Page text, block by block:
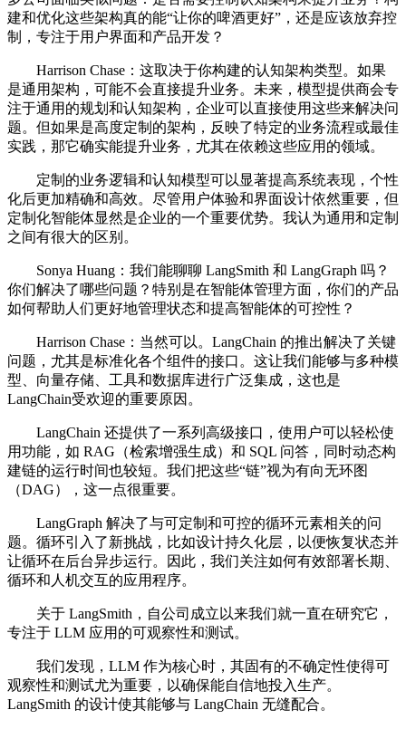
建和优化这些架构真的能“让你的啤酒更好”，还是应该放弃控
制，专注于用户界面和产品开发？
Harrison Chase：这取决于你构建的认知架构类型。如果
是通用架构，可能不会直接提升业务。未来，模型提供商会专
注于通用的规划和认知架构，企业可以直接使用这些来解决问
题。但如果是高度定制的架构，反映了特定的业务流程或最佳
实践，那它确实能提升业务，尤其在依赖这些应用的领域。
定制的业务逻辑和认知模型可以显著提高系统表现，个性
化后更加精确和高效。尽管用户体验和界面设计依然重要，但
定制化智能体显然是企业的一个重要优势。我认为通用和定制
之间有很大的区别。
Sonya Huang：我们能聊聊 LangSmith 和 LangGraph 吗？
你们解决了哪些问题？特别是在智能体管理方面，你们的产品
如何帮助人们更好地管理状态和提高智能体的可控性？
Harrison Chase：当然可以。LangChain 的推出解决了关键
问题，尤其是标准化各个组件的接口。这让我们能够与多种模
型、向量存储、工具和数据库进行广泛集成，这也是
LangChain受欢迎的重要原因。
LangChain 还提供了一系列高级接口，使用户可以轻松使
用功能，如 RAG（检索增强生成）和 SQL 问答，同时动态构
建链的运行时间也较短。我们把这些“链”视为有向无环图
（DAG），这一点很重要。
LangGraph 解决了与可定制和可控的循环元素相关的问
题。循环引入了新挑战，比如设计持久化层，以便恢复状态并
让循环在后台异步运行。因此，我们关注如何有效部署长期、
循环和人机交互的应用程序。
关于 LangSmith，自公司成立以来我们就一直在研究它，
专注于 LLM 应用的可观察性和测试。
我们发现，LLM 作为核心时，其固有的不确定性使得可
观察性和测试尤为重要，以确保能自信地投入生产。
LangSmith 的设计使其能够与 LangChain 无缝配合。